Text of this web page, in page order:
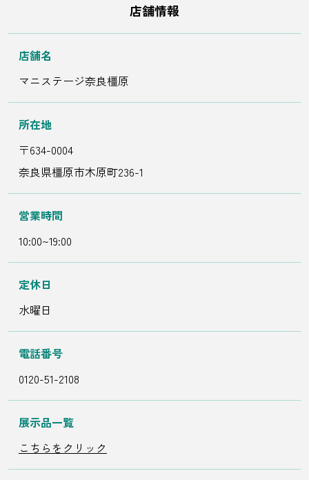
店舗情報
店舗名
マニステージ奈良橿原
所在地
〒634-0004
奈良県橿原市木原町236-1
営業時間
10:00~19:00
定休日
水曜日
電話番号
0120-51-2108
展示品一覧
こちらをクリック